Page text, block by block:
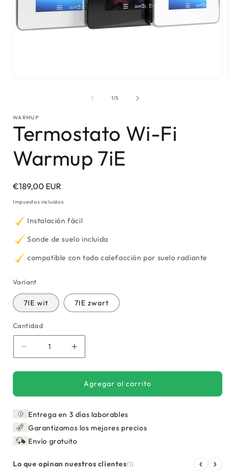
1/de
5
WARMUP
Termostato Wi-Fi
Warmup 7iE
Precio
habitual
€189,00 EUR
Impuestos incluidos.
Instalación fácil
Sonde de suelo incluida
compatible con todo calefacción por suelo radiante
Variant
7IE wit 7IE zwart
Cantidad
Reducir
cantidad
para
Wi-
Warmup
7iE
Aumentar
cantidad
para
Termostato
Wi-
Warmup
7iE
Agregar al carrito
Entrega en 3 días laborables
Garantizamos los mejores precios
Envío gratuito
Lo que opinan nuestros clientes(1)